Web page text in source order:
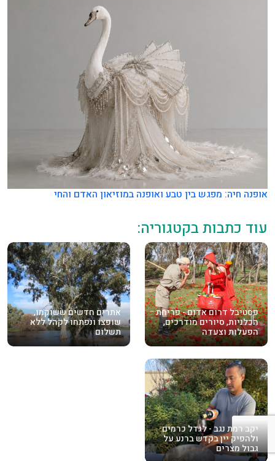
אופנה חיה: מפגש בין טבע ואופנה במוזיאון האדם והחי
עוד כתבות בקטגוריה:
פסטיבל דרום אדום - פריחת
הכלניות, סיורים מודרכים,
הפעלות וצעדה
אתרים חדשים ששוקמו,
שופצו ונפתחו לקהל ללא
תשלום
יקב רמת נגב - לגדל כרמים
ולהפיק יין בקדש ברנע על
גבול מצרים